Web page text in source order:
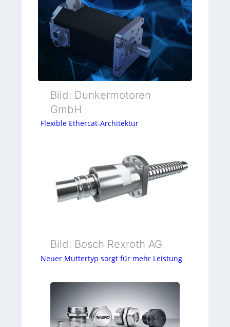
Bild: Dunkermotoren
GmbH
Flexible Ethercat-Architektur
Bild: Bosch Rexroth AG
Neuer Muttertyp sorgt für mehr Leistung